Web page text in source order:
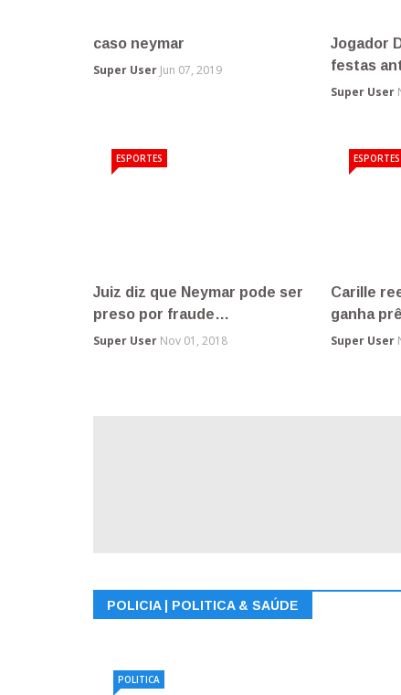
Felipão aposta que Boca
Juniors será campeão …
dois
Super User
Moradores tentam impedir
reintegração de poss…
Super User Nov 30, 2018
POLICIA
Suspeito
Super User
POLICIA
POLICIA | POLITICA & SAÚDE
POLITICA
POLITICA
SAUDE